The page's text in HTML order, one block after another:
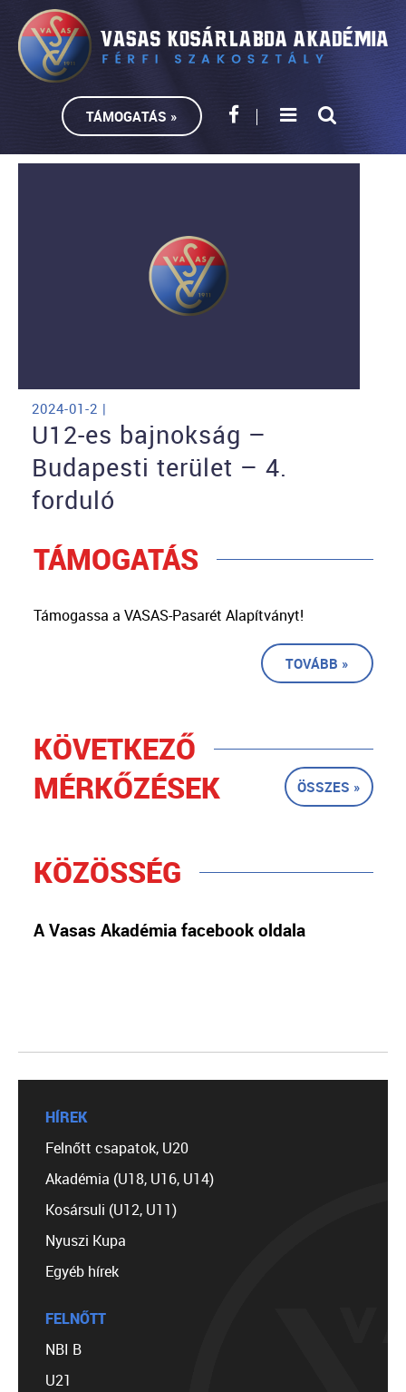
TÁMOGATÁS »
2024-01-2 |
U12-es bajnokság –
Budapesti terület – 4.
forduló
TÁMOGATÁS
Támogassa a VASAS-Pasarét Alapítványt!
TOVÁBB »
KÖVETKEZŐ
MÉRKŐZÉSEK
ÖSSZES »
KÖZÖSSÉG
A Vasas Akadémia facebook oldala
HÍREK
Felnőtt csapatok, U20
Akadémia (U18, U16, U14)
Kosársuli (U12, U11)
Nyuszi Kupa
Egyéb hírek
FELNŐTT
NBI B
U21